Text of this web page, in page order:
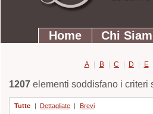
SezioniHome Chi
A | B | C | D | E
1207elementi soddisfano i criteri
Tutte | Dettagliate | Brevi